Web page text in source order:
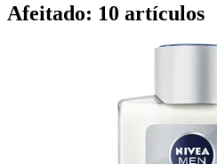
Afeitado: 10 artículos